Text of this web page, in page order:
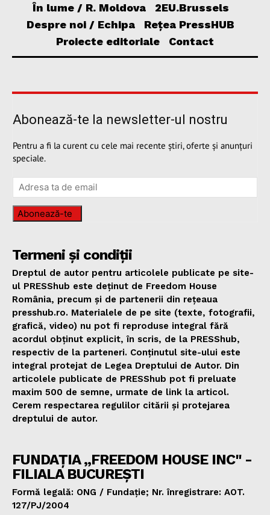
În lume / R. Moldova
2EU.Brussels
Despre noi / Echipa
Rețea PressHUB
Proiecte editoriale
Contact
Abonează-te la newsletter-ul nostru
Pentru a fi la curent cu cele mai recente știri, oferte și anunțuri
speciale.
Abonează-te
Termeni și condiții
Dreptul de autor pentru articolele publicate pe site-
ul PRESShub este deținut de Freedom House
România, precum și de partenerii din rețeaua
presshub.ro. Materialele de pe site (texte, fotografii,
grafică, video) nu pot fi reproduse integral fără
acordul obținut explicit, în scris, de la PRESShub,
respectiv de la parteneri. Conținutul site-ului este
integral protejat de Legea Dreptului de Autor. Din
articolele publicate de PRESShub pot fi preluate
maxim 500 de semne, urmate de link la articol.
Cerem respectarea regulilor citării și protejarea
dreptului de autor.
FUNDAȚIA „FREEDOM HOUSE INC" -
FILIALA BUCUREȘTI
Formă legală: ONG / Fundație; Nr. înregistrare: AOT.
127/PJ/2004